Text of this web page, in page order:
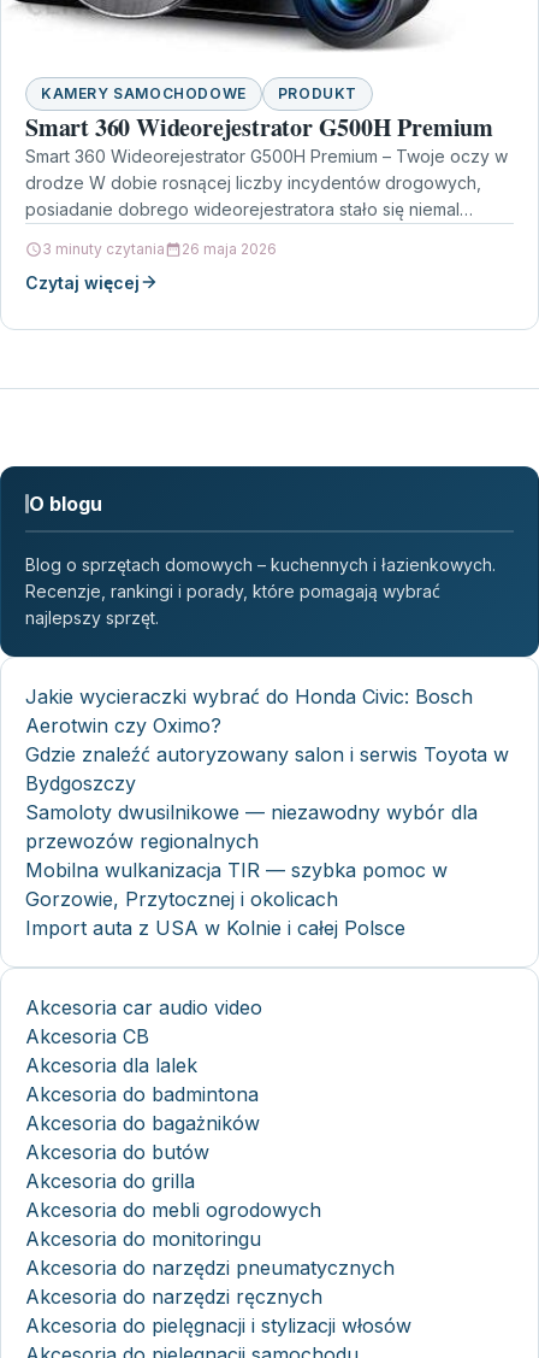
KAMERY SAMOCHODOWE PRODUKT
Smart 360 Wideorejestrator G500H Premium
Smart 360 Wideorejestrator G500H Premium – Twoje oczy w
drodze W dobie rosnącej liczby incydentów drogowych,
posiadanie dobrego wideorejestratora stało się niemal
3 minuty czytania 26 maja 2026
Czytaj więcej
O blogu
Blog o sprzętach domowych – kuchennych i łazienkowych.
Recenzje, rankingi i porady, które pomagają wybrać
najlepszy sprzęt.
Jakie wycieraczki wybrać do Honda Civic: Bosch
Aerotwin czy Oximo?
Gdzie znaleźć autoryzowany salon i serwis Toyota w
Bydgoszczy
Samoloty dwusilnikowe — niezawodny wybór dla
przewozów regionalnych
Mobilna wulkanizacja TIR — szybka pomoc w
Gorzowie, Przytocznej i okolicach
Import auta z USA w Kolnie i całej Polsce
Akcesoria car audio video
Akcesoria CB
Akcesoria dla lalek
Akcesoria do badmintona
Akcesoria do bagażników
Akcesoria do butów
Akcesoria do grilla
Akcesoria do mebli ogrodowych
Akcesoria do monitoringu
Akcesoria do narzędzi pneumatycznych
Akcesoria do narzędzi ręcznych
Akcesoria do pielęgnacji i stylizacji włosów